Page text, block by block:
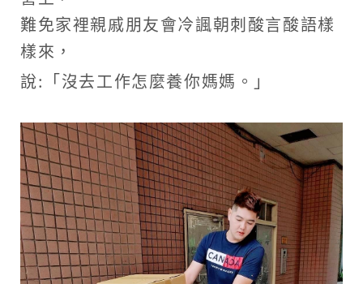
難免家裡親戚朋友會冷諷朝刺酸言酸語樣
樣來，
說:「沒去工作怎麼養你媽媽 。 」